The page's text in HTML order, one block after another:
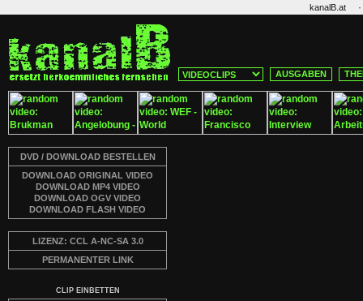
kanalB.at ·
AUSGABEN
DVD / DOWNLOAD BESTELLEN
DOWNLOAD ORIGINAL VIDEO
DOWNLOAD MP4 VIDEO
DOWNLOAD OGV VIDEO
DOWNLOAD FLASH VIDEO
LIZENZ: CCL A-NC-SA 3.0
PERMANENTER LINK
CLIP EINBETTEN